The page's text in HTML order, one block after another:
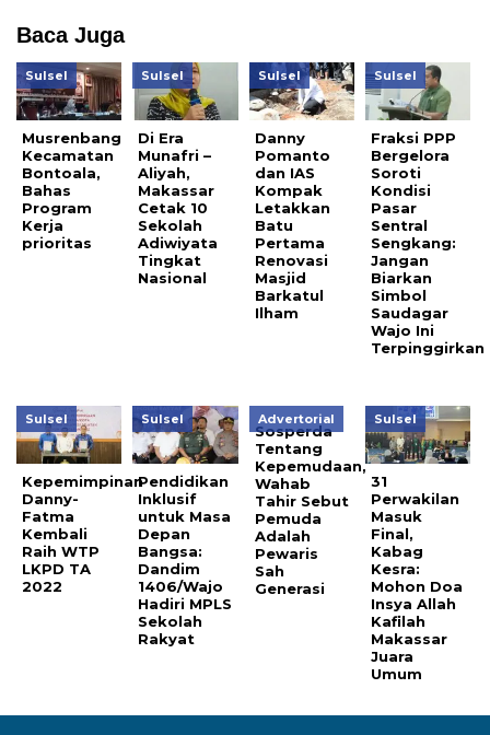
Baca Juga
Sulsel
Musrenbang
Kecamatan
Bontoala,
Bahas
Program
Kerja
prioritas
Sulsel
Di Era
Munafri –
Aliyah,
Makassar
Cetak 10
Sekolah
Adiwiyata
Tingkat
Nasional
Sulsel
Danny
Pomanto
dan IAS
Kompak
Letakkan
Batu
Pertama
Renovasi
Masjid
Barkatul
Ilham
Sulsel
Fraksi PPP
Bergelora
Soroti
Kondisi
Pasar
Sentral
Sengkang:
Jangan
Biarkan
Simbol
Saudagar
Wajo Ini
Terpinggirkan
Sulsel
Kepemimpinan
Danny-
Fatma
Kembali
Raih WTP
LKPD TA
2022
Sulsel
Pendidikan
Inklusif
untuk Masa
Depan
Bangsa:
Dandim
1406/Wajo
Hadiri MPLS
Sekolah
Rakyat
Advertorial
Sosperda
Tentang
Kepemudaan,
Wahab
Tahir Sebut
Pemuda
Adalah
Pewaris
Sah
Generasi
Sulsel
31
Perwakilan
Masuk
Final,
Kabag
Kesra:
Mohon Doa
Insya Allah
Kafilah
Makassar
Juara
Umum